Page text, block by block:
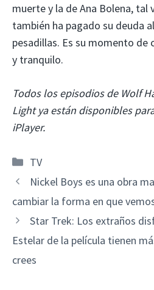
muerte y la de Ana Bolena, tal
también ha pagado su deuda
pesadillas. Es su momento de
y tranquilo.
Todos los episodios de Wolf
Light ya están disponibles
iPlayer.
Categorías
TV
Nickel Boys es una obra
cambiar la forma en que
Star Trek: Los extraños
Estelar de la película tienen
crees